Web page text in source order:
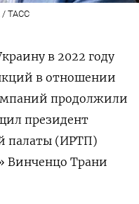
/ ТАСС
в 2022 году
в отношении
продолжили
президент
палаты (ИРТП)
Винченцо Трани